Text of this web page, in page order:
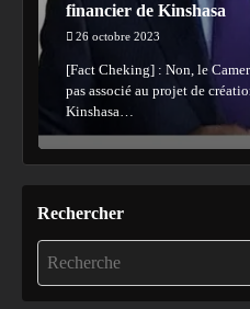
financier de Kinshasa
26 octobre 2023
[Fact Cheking] : Non, le
pas associé au projet de
Kinshasa…
Rechercher